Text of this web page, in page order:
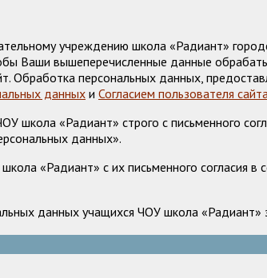
учреждению школа «Радиант»
Ваши вышеперечисленные данные
Обработка персональных данных,
данныхи Согласием пользователя
«Радиант» строго с письменного
данных».
«Радиант» с их письменного согласия
данных учащихся ЧОУ школа